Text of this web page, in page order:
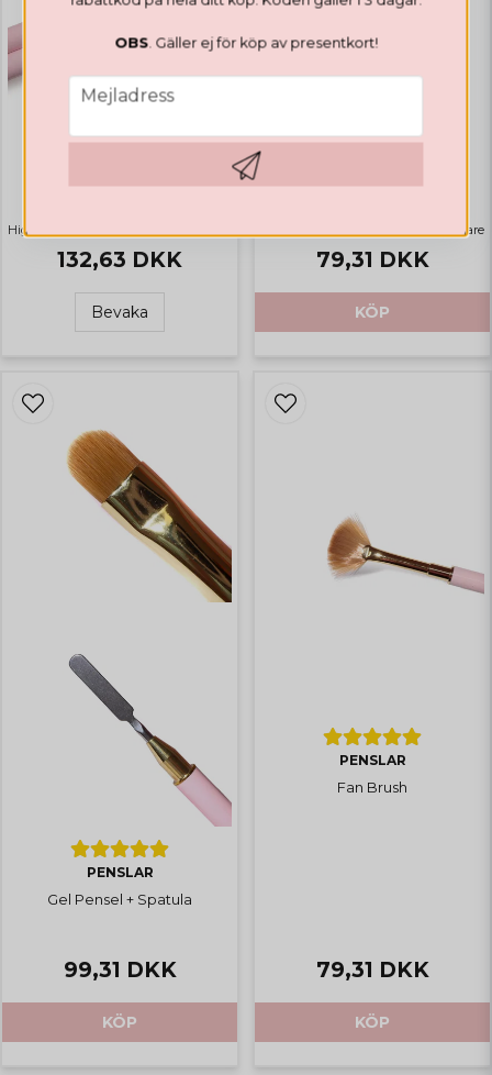
Liner Brush Dual
Highlights
132,63 DKK
Bevaka
PENSLAR
Gel Brush Oval #6
Bästsäljare
79,31 DKK
KÖP
PENSLAR
Gel Pensel + Spatula
99,31 DKK
KÖP
PENSLAR
Fan Brush
79,31 DKK
KÖP
OBS. Gäller ej för köp av presentkort!
email
Mejladress